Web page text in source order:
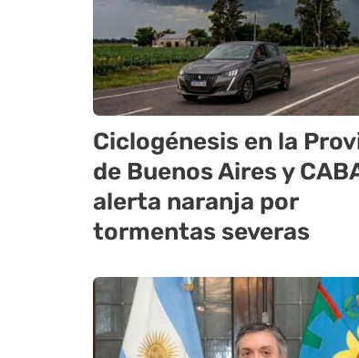
Ciclogénesis en la
de Buenos Aires y
alerta naranja por
tormentas severas